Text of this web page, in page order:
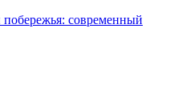
современный